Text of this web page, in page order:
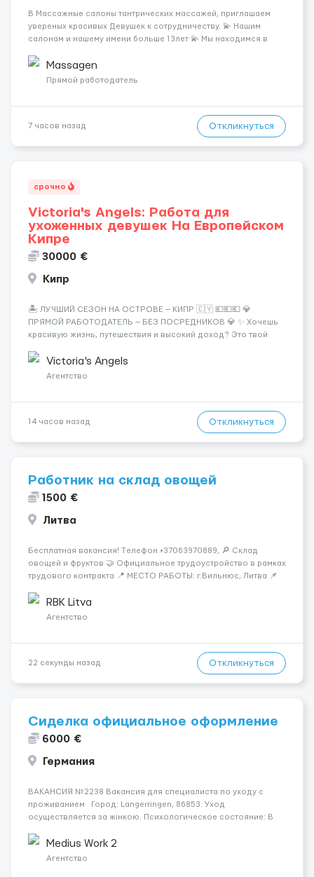
В Массажные салоны тантрических массажей, приглашаем
увереных красивых Девушек к сотрудничеству. 💫 Нашим
салонам и нашему имени больше 13лет 💫 Мы находимся в
заработная плата 💚Мы гарантируем Наличие работы. Поток 💝
incall / Out...
Massagen
Прямой работодатель
7 часов назад Откликнуться
срочно
Victoria's Angels: Работа для
ухоженных девушек На Европейском
Кипре
30000 €
Кипр
🏝️ ЛУЧШИЙ СЕЗОН НА ОСТРОВЕ — КИПР 🇨🇾 💶💶💶 💎
ПРЯМОЙ РАБОТОДАТЕЛЬ — БЕЗ ПОСРЕДНИКОВ 💎 ✨ Хочешь
красивую жизнь, путешествия и высокий доход? Это твой
Опытная команда с годами практики — Стабильный поток
клиентов (без ...
Victoria's Angels
Агентство
14 часов назад Откликнуться
Работник на склад овощей
1500 €
Литва
Бесплатная вакансия! Tелефон +37063970889, 🔎 Склад
овощей и фруктов 🤝 Официальное трудоустройство в рамках
трудового контракта 📍 МЕСТО РАБОТЫ: г.Вильнюс, Литва 📌
- медкомиссия 30 евро (с ЗП) - работа в темпе - разговорный
русский...
RBK Litva
Агентство
22 секунды назад Откликнуться
Сиделка официальное оформление
6000 €
Германия
ВАКАНСИЯ №2238 Вакансия для специалиста по уходу с
проживанием Город: Langerringen, 86853. Уход
осуществляется за жінкою. Психологическое состояние: В
(можливість сидіти є). Ночью пациент: Іноді прокидається, не
щодня...
Medius Work 2
Агентство